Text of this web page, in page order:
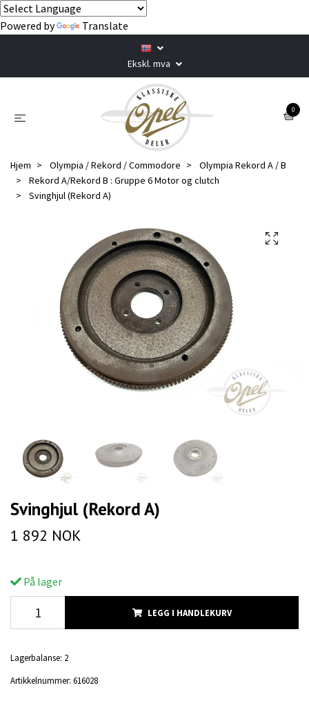
Powered by Translate
Ekskl. mva
0
Hjem Olympia / Rekord / Commodore
Olympia Rekord A / B
Rekord A/Rekord B : Gruppe 6 Motor og clutch
Svinghjul (Rekord A)
Svinghjul (Rekord A)
1 892 NOK
På lager
LEGG I HANDLEKURV
Lagerbalanse: 2
Artikkelnummer: 616028